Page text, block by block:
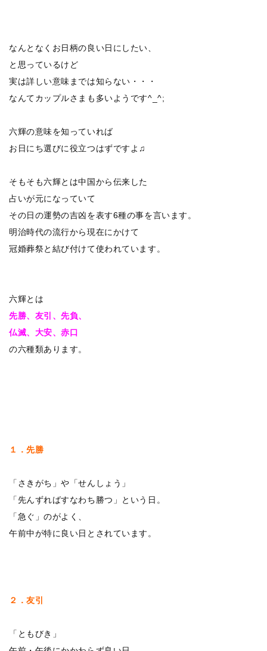
なんとなくお日柄の良い日にしたい、
と思っているけど
実は詳しい意味までは知らない・・・
なんてカップルさまも多いようです^_^;
六輝の意味を知っていれば
お日にち選びに役立つはずですよ ♫
そもそも六輝とは中国から伝来した
占いが元になっていて
その日の運勢の吉凶を表す6種の事を言います。
明治時代の流行から現在にかけて
冠婚葬祭と結び付けて使われています。
六輝とは
先勝、友引、先負、
仏滅、大安、赤口
の六種類あります。
１．先勝
「さきがち」や「せんしょう」
「先んずればすなわち勝つ」という日。
「急ぐ」のがよく、
午前中が特に良い日とされています。
２．友引
「ともびき」